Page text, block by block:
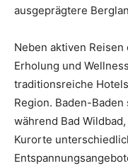
ausgeprägtere
Neben aktiven
Erholung und
traditionsreiche
Region. Baden-
während Bad
Kurorte